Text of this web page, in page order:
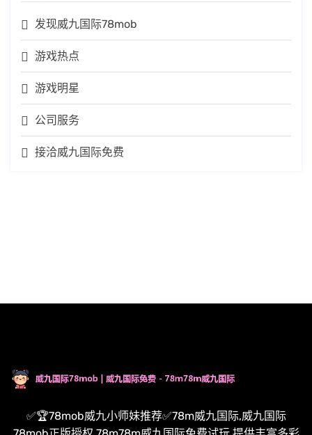
发现威九国际78mob
游戏热点
游戏明星
公司服务
接洽威九国际免费
✅🏆78mob威九小师妹推荐✅78m威九国际,威九国际